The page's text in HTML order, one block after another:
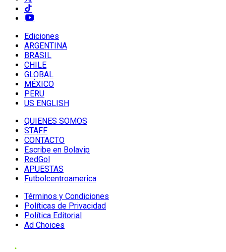
Ediciones
ARGENTINA
BRASIL
CHILE
GLOBAL
MÉXICO
PERU
US ENGLISH
QUIENES SOMOS
STAFF
CONTACTO
Escribe en Bolavip
RedGol
APUESTAS
Futbolcentroamerica
Términos y Condiciones
Políticas de Privacidad
Política Editorial
Ad Choices